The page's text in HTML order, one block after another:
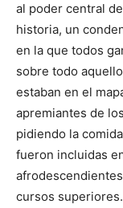
al poder central
historia, un
en la que todos
sobre todo
estaban en el
apremiantes de
pidiendo la
fueron incluidas
cursos